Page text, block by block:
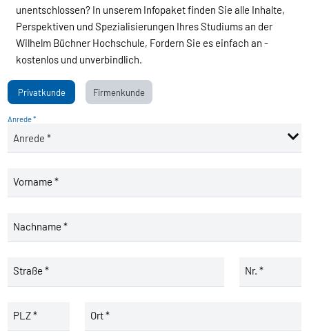
unentschlossen? In unserem Infopaket finden Sie alle Inhalte,
Perspektiven und Spezialisierungen Ihres Studiums an der
Wilhelm Büchner Hochschule, Fordern Sie es einfach an -
kostenlos und unverbindlich.
Privatkunde Firmenkunde
Anrede *
Vorname *
Nachname *
Straße * Nr. *
PLZ * Ort *